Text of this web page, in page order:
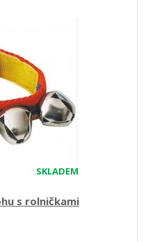
SKLADEM
s rolničkami